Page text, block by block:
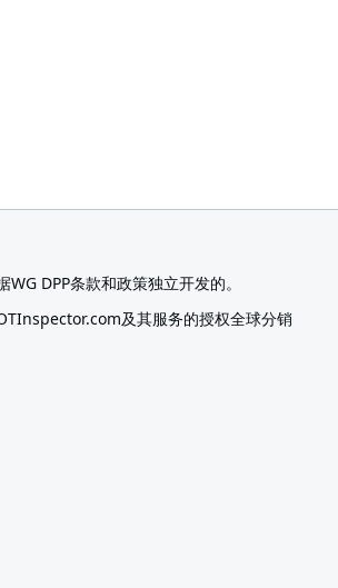
DPP条款和政策独立开发的。
及其服务的授权全球分销